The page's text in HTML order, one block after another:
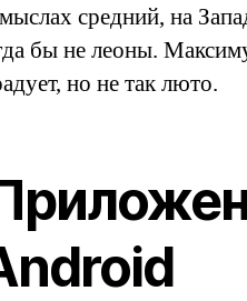
средний, на
бы не леоны.
но не так люто.